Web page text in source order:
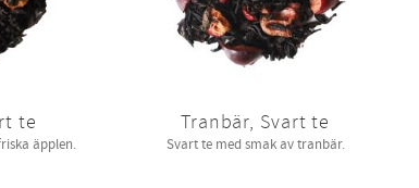
te
äpplen.
Tranbär, Svart te
Svart te med smak av tranbär.